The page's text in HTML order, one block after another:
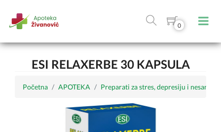
0
ESI RELAXERBE 30 KAPSULA
Početna APOTEKA Preparati za stres, depresiju i nesanicu